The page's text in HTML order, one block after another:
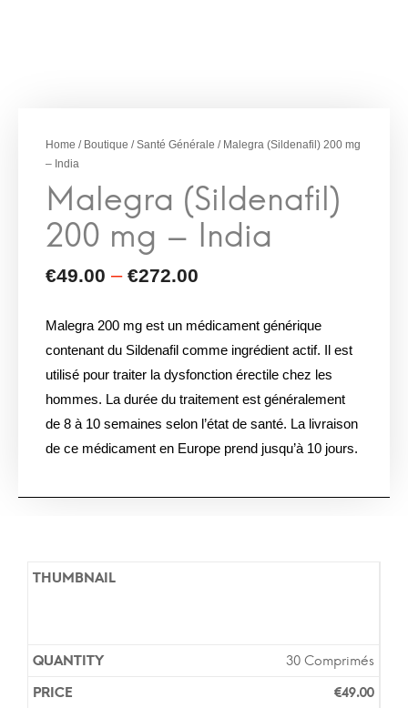
Home / Boutique /Santé Générale / Malegra (Sildenafil) 200 mg
– India
Malegra 200 mg est un médicament générique
contenant du Sildenafil comme ingrédient actif. Il est
utilisé pour traiter la dysfonction érectile chez les
hommes. La durée du traitement est généralement
de 8 à 10 semaines selon l’état de santé. La livraison
de ce médicament en Europe prend jusqu’à 10 jours.
30 Comprimés
€49.00